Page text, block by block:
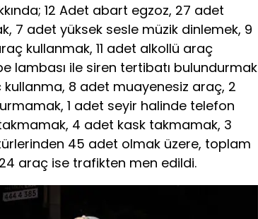
12 Adet abart egzoz, 27 adet
7 adet yüksek sesle müzik dinlemek, 9
kullanmak, 11 adet alkollü araç
lambası ile siren tertibatı bulundurmak
8 adet muayenesiz araç, 2
1 adet seyir halinde telefon
4 adet kask takmamak, 3
45 adet olmak üzere, toplam
araç ise trafikten men edildi.